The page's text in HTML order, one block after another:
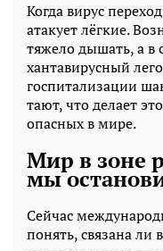
Когда вирус
атакует лёгкие.
тяжело дышать, а в
хантавирусный
госпитализации
тают, что делает
опасных в мире.
Мир в зоне
мы
Сейчас
понять, связана ли